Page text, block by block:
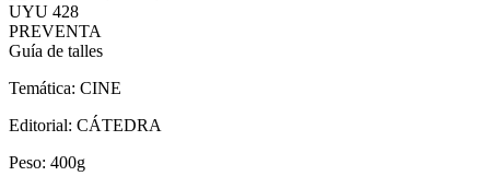
UYU 428
PREVENTA
Guía de talles
Temática: CINE
Editorial: CÁTEDRA
Peso: 400g